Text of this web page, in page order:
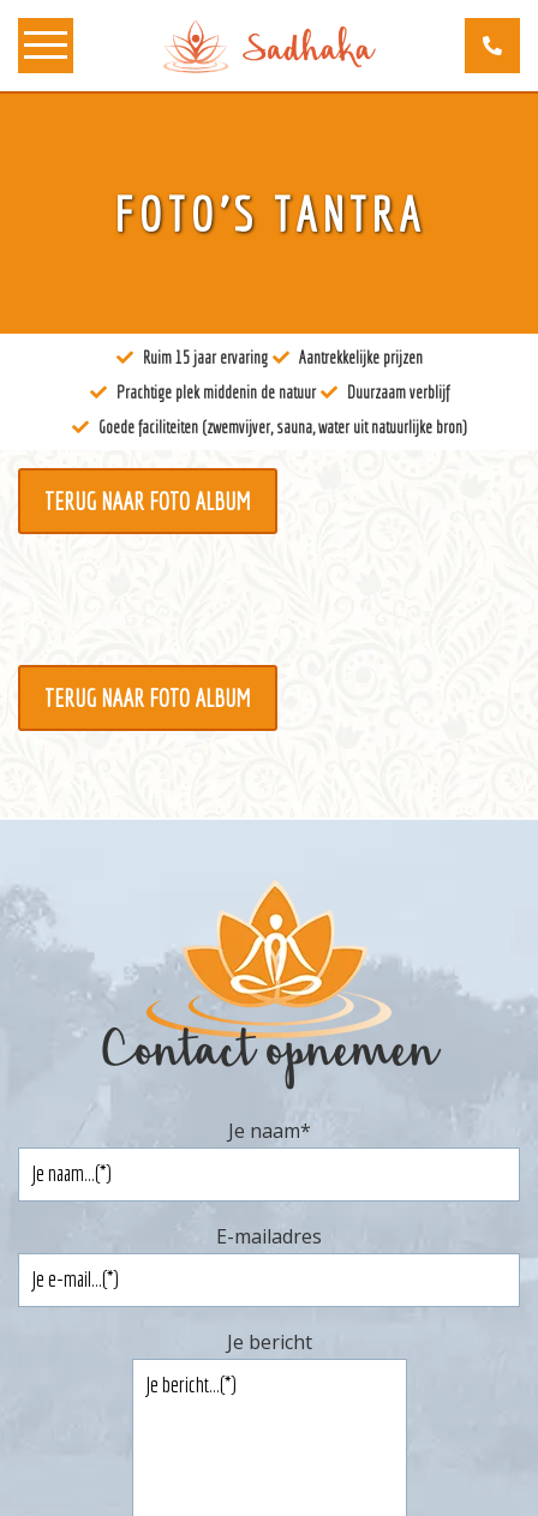
Docenten
Agenda
Contact
FOTO’S TANTRA
Ruim 15 jaar ervaring
Aantrekkelijke prijzen
Prachtige plek middenin de natuur
Duurzaam verblijf
Goede faciliteiten (zwemvijver, sauna, water uit natuurlijke bron)
TERUG NAAR FOTO ALBUM
TERUG NAAR FOTO ALBUM
Contact opnemen
Je naam*
E-mailadres
Je bericht